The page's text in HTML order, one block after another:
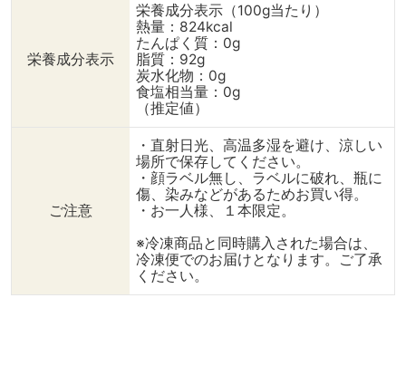
栄養成分表示
栄養成分表示（100g当たり）
熱量：824kcal
たんぱく質：0g
脂質：92g
炭水化物：0g
食塩相当量：0g
（推定値）
ご注意
・直射日光、高温多湿を避け、涼しい
場所で保存してください。
・顔ラベル無し、ラベルに破れ、瓶に
傷、染みなどがあるためお買い得。
・お一人様、１本限定。
※冷凍商品と同時購入された場合は、
冷凍便でのお届けとなります。ご了承
ください。